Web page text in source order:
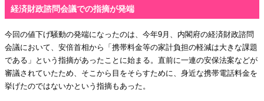
経済財政諮問会議での指摘が発端
今回の値下げ騒動の発端になったのは、今年9月、内閣府の経済財政諮問
会議において、安倍首相から「携帯料金等の家計負担の軽減は大きな課題
である」という指摘があったことに始まる。直前に一連の安保法案などが
審議されていたため、そこから目をそらすために、身近な携帯電話料金を
挙げたのではないかという指摘もあった。